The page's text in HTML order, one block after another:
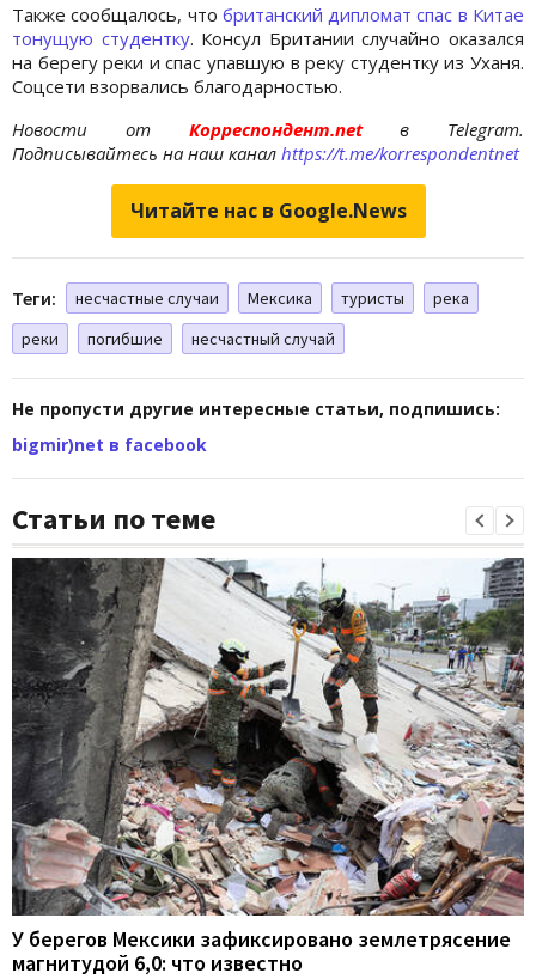
Также сообщалось, что британский дипломат спас в Китае
тонущую студентку. Консул Британии случайно оказался
на берегу реки и спас упавшую в реку студентку из Уханя.
Соцсети взорвались благодарностью.
Новости отКорреспондент.netв Telegram.
Подписывайтесь на наш канал https://t.me/korrespondentnet
Читайте нас в Google.News
Теги: несчастные случаи Мексика туристы
река
реки
погибшие несчастный случай
Не пропусти другие интересные статьи, подпишись:
bigmir)net в facebook
Статьи по теме
У берегов Мексики зафиксировано землетрясение
магнитудой 6,0: что известно